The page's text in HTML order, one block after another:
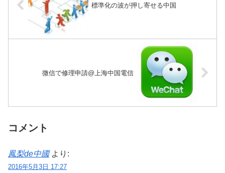
標準化の波が押し寄せる中国
微信で修理申請@上海中国電信
コメント
鳳梨de中國 より:
2016年5月3日 17:27